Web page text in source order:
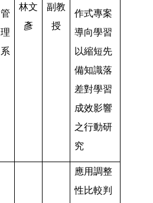
管
理
系
林文
彥
副教
授
作式專案
導向學習
以縮短先
備知識落
差對學習
成效影響
之行動研
究
應用調整
性比較判